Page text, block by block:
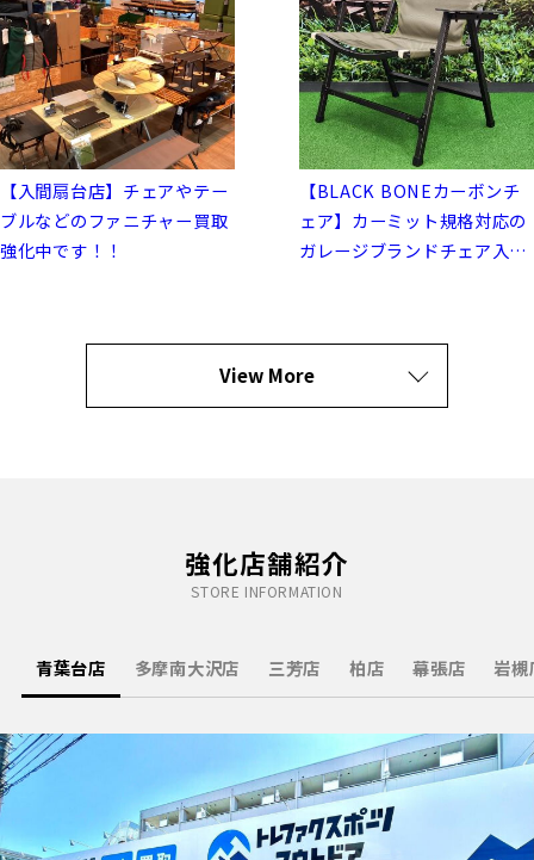
【入間扇台店】チェアやテー
ブルなどのファニチャー買取
強化中です！！
【BLACK BONEカーボンチ
ェア】カーミット規格対応の
ガレージブランドチェア入
View More
強化店舗紹介
STORE INFORMATION
青葉台店 多摩南大沢店 三芳店 柏店 幕張店 岩槻